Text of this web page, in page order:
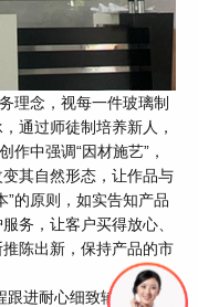
念，视每一件玻璃制
通过师徒制培养新人，
作中强调“因材施艺”，
其自然形态，让作品与
”的原则，如实告知产品
务，让客户买得放心、
陈出新，保持产品的市
进耐心细致辅导以及